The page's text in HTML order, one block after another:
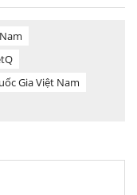
Gia Việt Nam